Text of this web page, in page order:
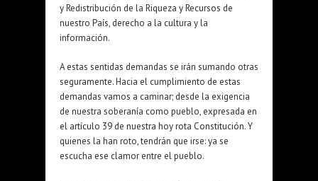
y Redistribución de la Riqueza y Recursos de
nuestro País, derecho a la cultura y la
información.
A estas sentidas demandas se irán sumando otras
seguramente. Hacia el cumplimiento de estas
demandas vamos a caminar; desde la exigencia
de nuestra soberanía como pueblo, expresada en
el artículo 39 de nuestra hoy rota Constitución. Y
quienes la han roto, tendrán que irse: ya se
escucha ese clamor entre el pueblo.